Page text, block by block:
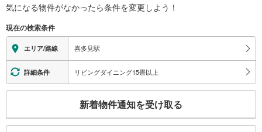
喜多見１～４，７，８丁目、岩戸北３～４丁目、岩戸南１～４丁目、国本学園
※段差なしでの移動経路
地上⇔改札⇔ホーム：○
エレベータ
・各ホーム⇔改札
エスカレータ
・各ホーム⇔改札
・改札内
気になる物件がなかったら条件を変更しよう！
現在の検索条件
エリア/路線 喜多見駅
詳細条件 リビングダイニング15畳以上
検
新着物件通知を受け取る